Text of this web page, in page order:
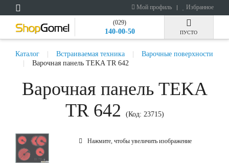
Мой профиль Избранное
(029)
140-00-50 ПУСТО
Каталог Встраиваемая техника
Варочные поверхности
Варочная панель TEKA TR 642
Варочная панель TEKA
TR 642
(Код: 23715)
Нажмите, чтобы увеличить изображение